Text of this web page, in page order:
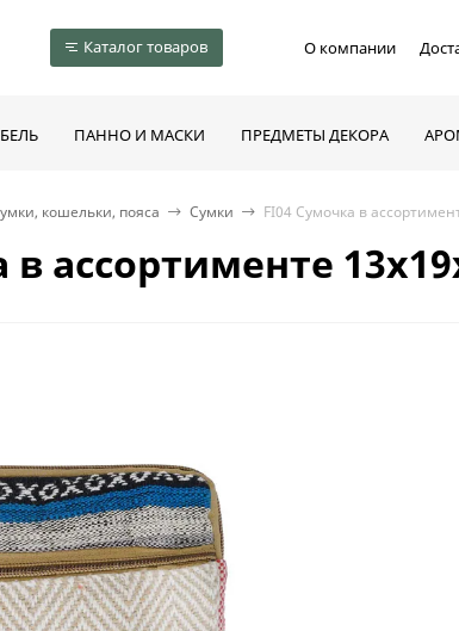
Каталог товаров О компании
ПАННО И МАСКИ ПРЕДМЕТЫ ДЕКОРА
кошельки, пояса Сумки FI04 Сумочка в
в ассортименте